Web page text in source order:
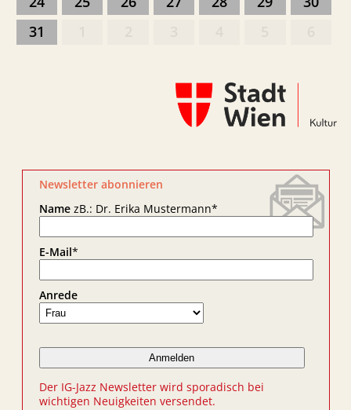
31
Newsletter abonnieren
NamezB.: Dr. Erika Mustermann*
E-Mail*
Anrede
Der IG-Jazz Newsletter wird sporadisch bei
wichtigen Neuigkeiten versendet.